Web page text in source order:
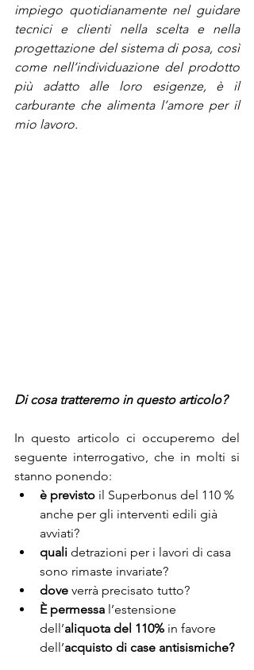
impiego quotidianamente nel guidare
tecnici e clienti nella scelta e nella
progettazione del sistema di posa, così
come nell’individuazione del prodotto
più adatto alle loro esigenze, è il
carburante che alimenta l’amore per il
mio lavoro.
Di cosa tratteremo in questo articolo?
In questo articolo ci occuperemo del
seguente interrogativo, che in molti si
stanno ponendo:
è previsto il Superbonus del 110 %
anche per gli interventi edili già
avviati?
quali detrazioni per i lavori di casa
sono rimaste invariate?
dove verrà precisato tutto?
È permessa l’estensione
dell’aliquota del 110% in favore
dell’acquisto di case antisismiche?